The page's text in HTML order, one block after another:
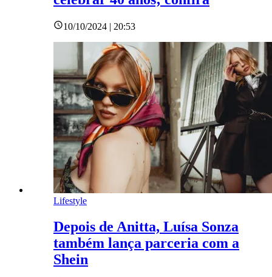
10/10/2024 | 20:53
Lifestyle
Depois de Anitta, Luísa Sonza
também lança parceria com a
Shein